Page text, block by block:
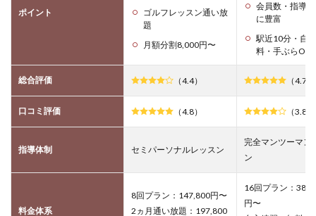
ポイント
ゴルフレッスン通い放
題
月額分割8,000円〜
会員数・指導
に豊富
駅近10分・自
料・手ぶらOK
総合評価 （4.4） （4.7）
口コミ評価 （4.8） （3.8）
指導体制 セミパーソナルレッスン
完全マンツーマン
ン
料金体系
8回プラン：147,800円〜
2ヵ月通い放題：197,800
16回プラン：
円〜